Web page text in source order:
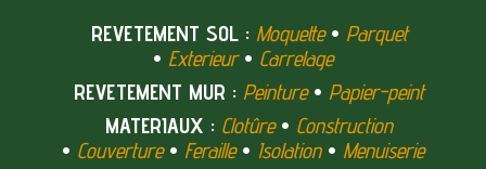
REVETEMENT SOL : Moquette• Parquet
• Exterieur• Carrelage
REVETEMENT MUR : Peinture• Papier-peint
MATERIAUX : Clotûre• Construction
• Couverture• Feraille• Isolation• Menuiserie